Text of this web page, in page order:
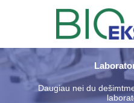
Daugiau nei du